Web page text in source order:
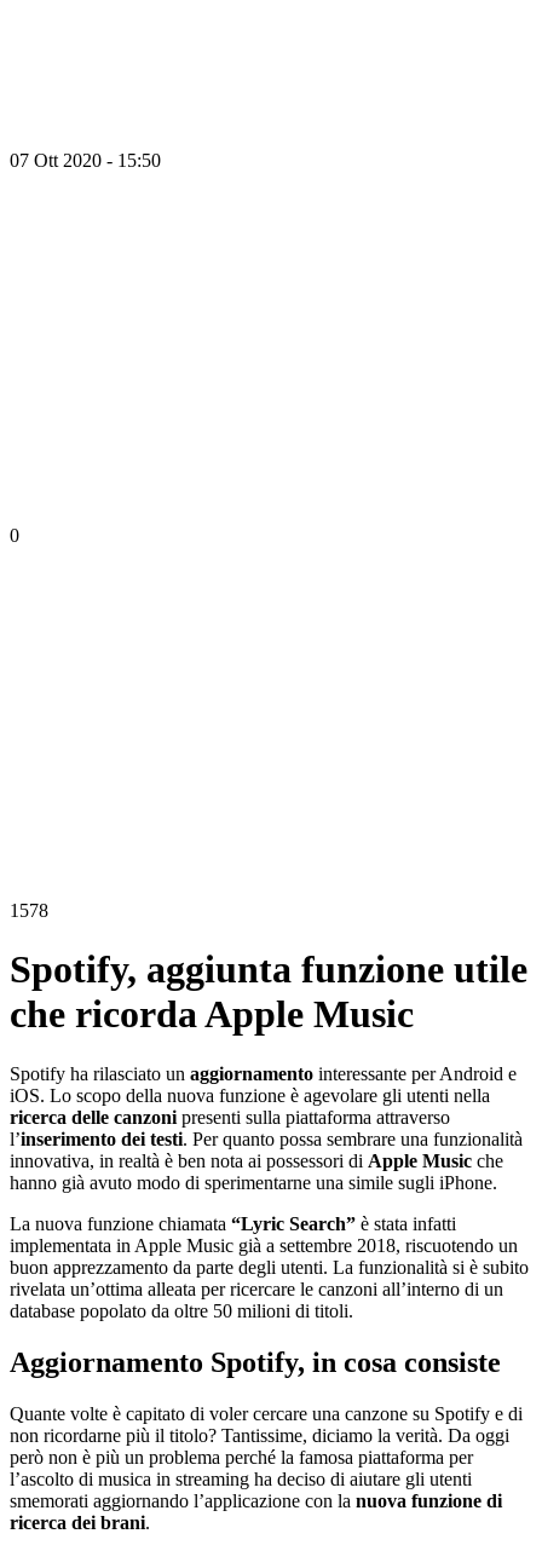
07 Ott 2020 - 15:50
0
1578
Spotify, aggiunta funzione utile
che ricorda Apple Music
Spotify ha rilasciato un aggiornamento interessante per Android e
iOS. Lo scopo della nuova funzione è agevolare gli utenti nella
ricerca delle canzoni presenti sulla piattaforma attraverso
l’inserimento dei testi. Per quanto possa sembrare una funzionalità
innovativa, in realtà è ben nota ai possessori di Apple Music che
hanno già avuto modo di sperimentarne una simile sugli iPhone.
La nuova funzione chiamata “Lyric Search” è stata infatti
implementata in Apple Music già a settembre 2018, riscuotendo un
buon apprezzamento da parte degli utenti. La funzionalità si è subito
rivelata un’ottima alleata per ricercare le canzoni all’interno di un
database popolato da oltre 50 milioni di titoli.
Aggiornamento Spotify, in cosa consiste
Quante volte è capitato di voler cercare una canzone su Spotify e di
non ricordarne più il titolo? Tantissime, diciamo la verità. Da oggi
però non è più un problema perché la famosa piattaforma per
l’ascolto di musica in streaming ha deciso di aiutare gli utenti
smemorati aggiornando l’applicazione con la nuova funzione di
ricerca dei brani.